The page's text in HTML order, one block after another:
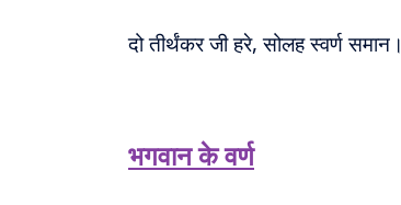
दो तीर्थंकर जी हरे, सोलह स्वर्ण समान।
भगवान के वर्ण